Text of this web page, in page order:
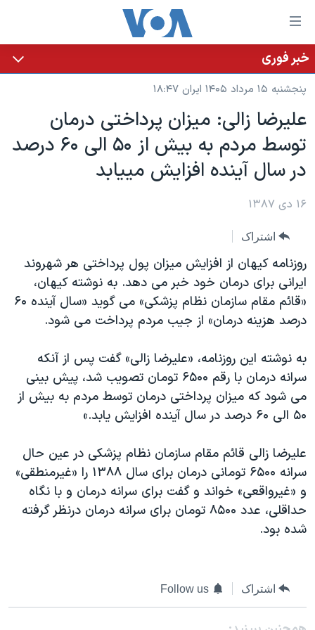
لینکهای
قابل
دسترسی
جهش
محتوای
اصلی
جهش
به
صفحه
جهش
جستجو
خانه
نسخه سبک وب‌سایت
موضوع ها
ایران
آمریکا
جهان
ویژه برنامه‌ها
ویدیوها
فرهنگ و زندگی
حقوق شهروندی
اقتصادی
علم و فناوری
گالری عکس
آرشیو پخش زنده
برنامه های تلویزیونی
جدول برنامه ها
صفحه‌های ویژه
۲۵۰سالگی آمریکا
بایگانی برنامه‌های تلویزیونی
مستندها
انتخابات ریاست جمهوری آمریکا ۲۰۲۴
حمله جمهوری اسلامی به اسرائیل
رمز مهسا
اعتراضات زن، زندگی، آزادی
مجموعه مستندهای دادخواهی
تریبونال مردمی آبان ۹۸
دادگاه حمید نوری
قانون شفافیت دارائی کادر رهبری ایران
اعتراضات مردمی آبان ۹۸
فرکانس‌های صدای آمریکا
یادگیری زبان انگلیسی
دنبال کنید
زبانهای مختلف
خبر فوری
پنجشنبه ۱۵ مرداد ۱۴۰۵ ایران ۱۸:۴۷
علیرضا زالی: میزان پرداختی درمان
توسط مردم به بیش از ۵۰ الی ۶۰ درصد
در سال آینده افزایش مييابد
۱۶ دی ۱۳۸۷
اشتراک
روزنامه کیهان از افزایش میزان پول پرداختی هر شهروند
ایرانی برای درمان خود خبر می دهد. به نوشته کیهان،
«قائم مقام سازمان نظام پزشکی» می گوید «سال آينده ۶۰
درصد هزينه درمان» از جيب مردم پرداخت مى شود.
به نوشته این روزنامه، «علیرضا زالی» گفت پس از آنکه
سرانه درمان با رقم ۶۵۰۰ تومان تصویب شد، پیش بینی
می شود که میزان پرداختی درمان توسط مردم به بیش از
۵۰ الی ۶۰ درصد در سال آینده افزایش یابد.»
علیرضا زالی قائم مقام سازمان نظام پزشکی در عین حال
سرانه ۶۵۰۰ تومانی درمان برای سال ۱۳۸۸ را «غیرمنطقی»
و «غیرواقعی» خواند و گفت برای سرانه درمان و با نگاه
حداقلی، عدد ۸۵۰۰ تومان برای سرانه درمان درنظر گرفته
شده بود.
اشتراک Follow us